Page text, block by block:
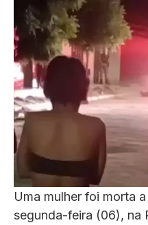
Uma mulher foi morta
segunda-feira (06), na